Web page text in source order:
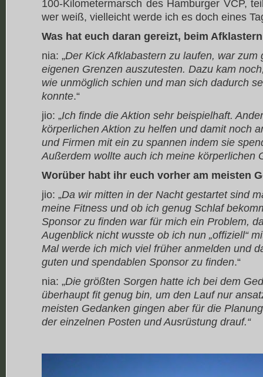
100-Kilometermarsch des Hamburger VCP,
wer weiß, vielleicht werde ich es doch eines
Was hat euch daran gereizt, beim
nia: „Der Kick Afklabastern zu laufen, war zum
eigenen Grenzen auszutesten. Dazu kam
wie unmöglich schien und man sich dadurch
konnte.“
jio: „Ich finde die Aktion sehr beispielhaft.
körperlichen Aktion zu helfen und damit noch
und Firmen mit ein zu spannen indem sie
Außerdem wollte auch ich meine körperlichen
Worüber habt ihr euch vorher am meisten
jio: „Da wir mitten in der Nacht gestartet sind
meine Fitness und ob ich genug Schlaf
Sponsor zu finden war für mich ein Problem,
Augenblick nicht wusste ob ich nun „offiziell“
Mal werde ich mich viel früher anmelden und
guten und spendablen Sponsor zu finden.“
nia: „Die größten Sorgen hatte ich bei dem
überhaupt fit genug bin, um den Lauf nur
meisten Gedanken gingen aber für die
der einzelnen Posten und Ausrüstung drauf.“